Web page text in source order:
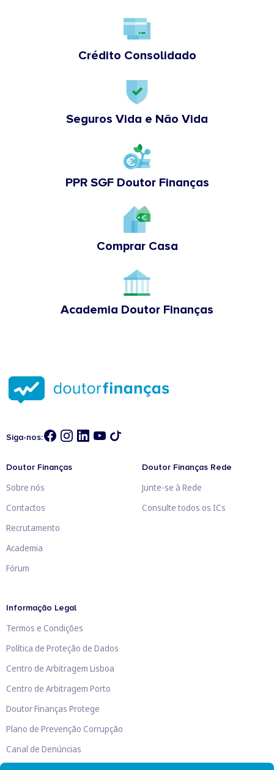
Crédito Consolidado
Seguros Vida e Não Vida
PPR SGF Doutor Finanças
Comprar Casa
Academia Doutor Finanças
Siga-nos:
Doutor Finanças
Sobre nós
Contactos
Recrutamento
Academia
Fórum
Doutor Finanças Rede
Junte-se à Rede
Consulte todos os ICs
Informação Legal
Termos e Condições
Política de Proteção de Dados
Centro de Arbitragem Lisboa
Centro de Arbitragem Porto
Doutor Finanças Protege
Plano de Prevenção Corrupção
Canal de Denúncias